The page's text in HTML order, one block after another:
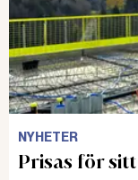
Läs även:
NYHETER
Prisas för